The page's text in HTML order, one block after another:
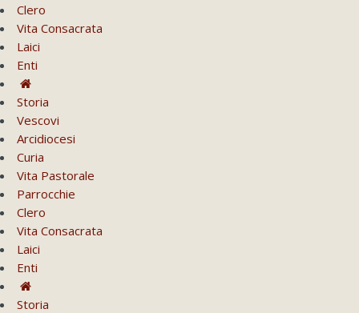
Clero
Vita Consacrata
Laici
Enti
Storia
Vescovi
Arcidiocesi
Curia
Vita Pastorale
Parrocchie
Clero
Vita Consacrata
Laici
Enti
Storia